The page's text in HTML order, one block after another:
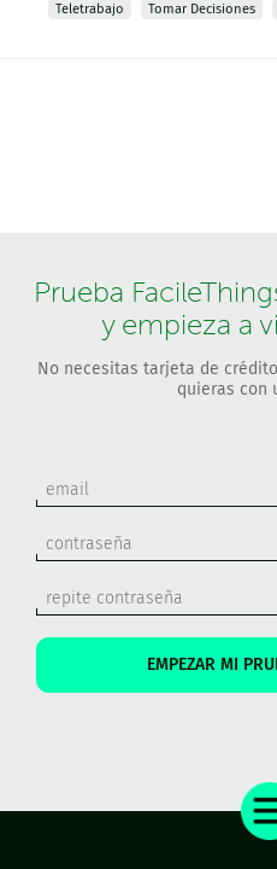
Teletrabajo
Tomar Decisiones
Prueba
y empieza a
No necesitas tarjeta de
quieras con